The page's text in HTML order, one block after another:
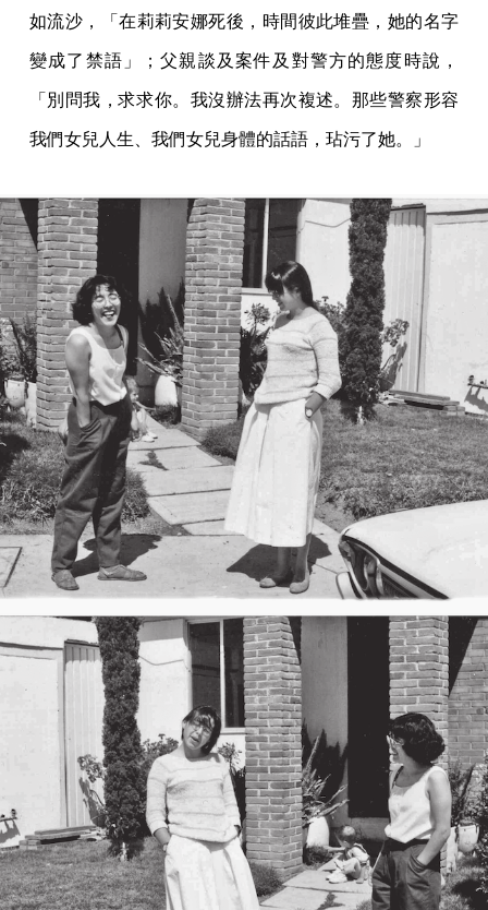
如流沙，「在莉莉安娜死後，時間彼此堆疊，她的名字
變成了禁語」；父親談及案件及對警方的態度時說，
「別問我，求求你。我沒辦法再次複述。那些警察形容
我們女兒人生、我們女兒身體的話語，玷污了她。」